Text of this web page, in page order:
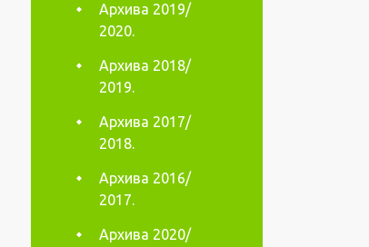
Архива 2019/
2020.
Архива 2018/
2019.
Архива 2017/
2018.
Архива 2016/
2017.
Архива 2020/